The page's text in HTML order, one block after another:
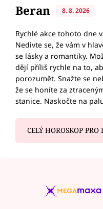
Beran 8. 8. 2026
Rychlé akce tohoto dne
Nedivte se, že vám v
se lásky a romantiky.
dějí příliš rychle na to,
porozumět. Snažte se
že se honíte za
stanice. Naskočte na
CELÝ HOROSKOP PRO